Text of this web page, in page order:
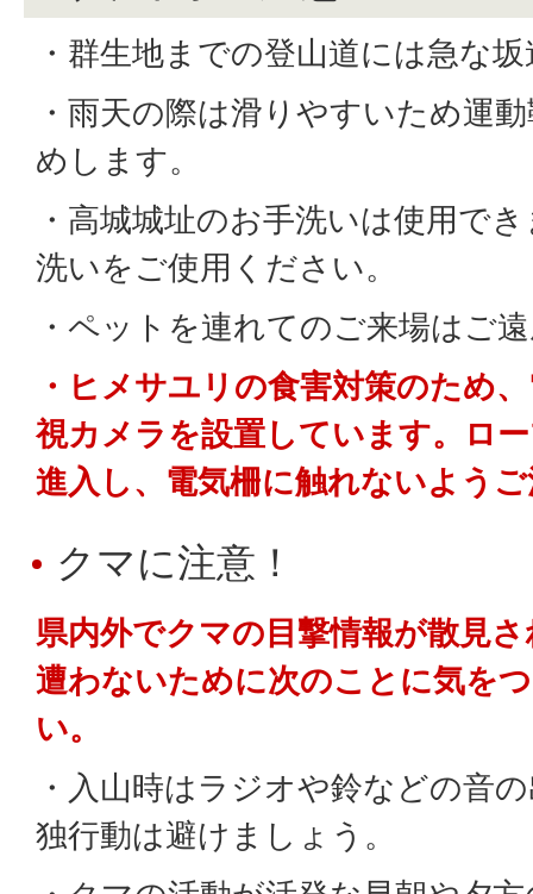
・群生地までの登山道には急な
・雨天の際は滑りやすいため運
めします。
・高城城址のお手洗いは使用で
洗いをご使用ください。
・ペットを連れてのご来場はご
・ヒメサユリの食害対策のため
視カメラを設置しています。ロ
進入し、電気柵に触れないよう
クマに注意！
県内外でクマの目撃情報が散見
遭わないために次のことに気を
い。
・入山時はラジオや鈴などの音
独行動は避けましょう。